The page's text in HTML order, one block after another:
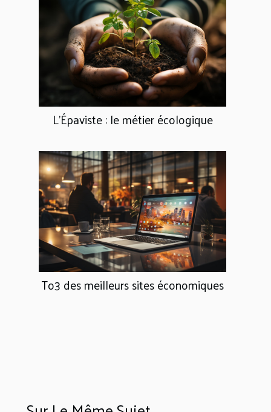
L'Épaviste : le métier écologique
To3 des meilleurs sites économiques